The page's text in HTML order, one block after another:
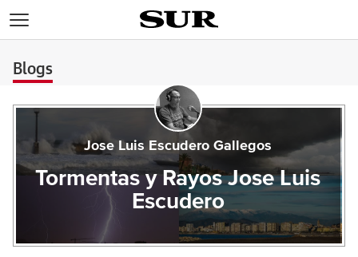
Blogs
Jose Luis Escudero Gallegos
Tormentas y Rayos Jose Luis
Escudero